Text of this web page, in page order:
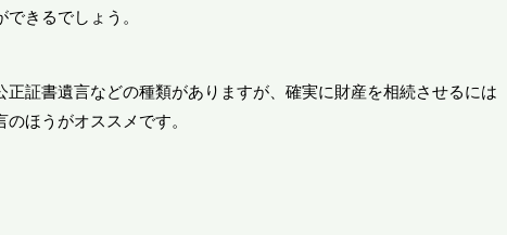
きるでしょう。
証書遺言などの種類がありますが、確実に財産を相続させるには
ほうがオススメです。